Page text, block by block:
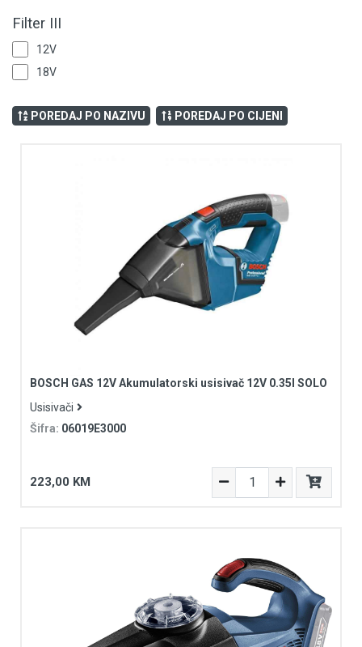
Filter III
12V
18V
POREDAJ PO NAZIVU POREDAJ PO CIJENI
BOSCH GAS 12V Akumulatorski usisivač 12V 0.35l SOLO
Usisivači
Šifra: 06019E3000
223,00 KM